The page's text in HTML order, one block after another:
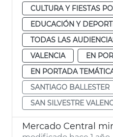
CULTURA Y FIESTAS
EDUCACIÓN Y
TODAS LAS
VALENCIA
EN
EN PORTADA
SANTIAGO BALLESTER
SAN SILVESTRE
Mercado Central